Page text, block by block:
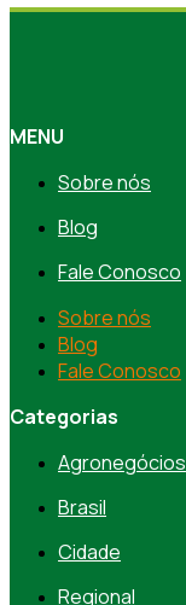
MENU
Sobre nós
Blog
Fale Conosco
Sobre nós
Blog
Fale Conosco
Categorias
Agronegócios
Brasil
Cidade
Regional